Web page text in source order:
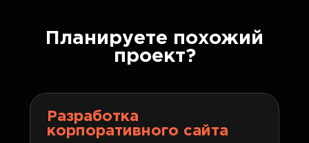
для наших клиентов. Рекомендую ООО «АЙТИ
КРОН» как ответственного партнера в
разработке программного обеспечения.
Планируете похожий
проект?
Разработка
корпоративного сайта